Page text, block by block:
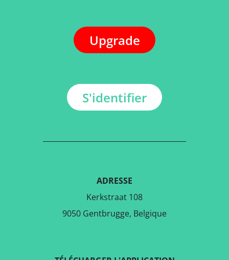
Upgrade
S'identifier
ADRESSE
Kerkstraat 108
9050 Gentbrugge, Belgique